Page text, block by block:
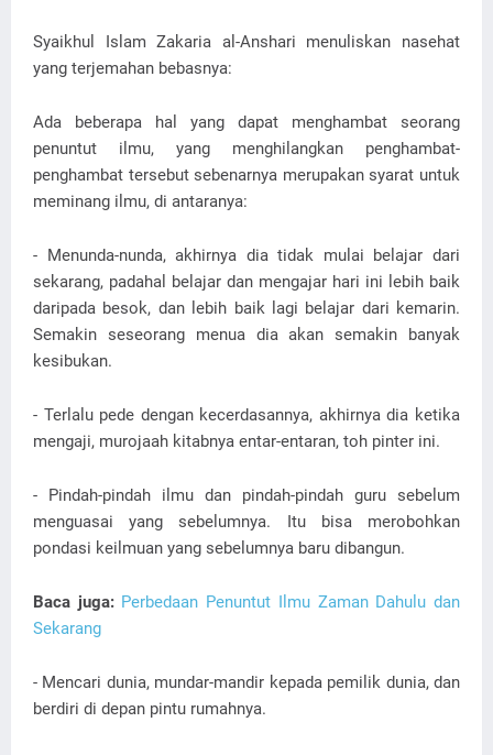
Syaikhul Islam Zakaria al-Anshari menuliskan nasehat
yang terjemahan bebasnya:
Ada beberapa hal yang dapat menghambat seorang
penuntut ilmu, yang menghilangkan penghambat-
penghambat tersebut sebenarnya merupakan syarat untuk
meminang ilmu, di antaranya:
- Menunda-nunda, akhirnya dia tidak mulai belajar dari
sekarang, padahal belajar dan mengajar hari ini lebih baik
daripada besok, dan lebih baik lagi belajar dari kemarin.
Semakin seseorang menua dia akan semakin banyak
kesibukan.
- Terlalu pede dengan kecerdasannya, akhirnya dia ketika
mengaji, murojaah kitabnya entar-entaran, toh pinter ini.
- Pindah-pindah ilmu dan pindah-pindah guru sebelum
menguasai yang sebelumnya. Itu bisa merobohkan
pondasi keilmuan yang sebelumnya baru dibangun.
Baca juga: Perbedaan Penuntut Ilmu Zaman Dahulu dan
Sekarang
- Mencari dunia, mundar-mandir kepada pemilik dunia, dan
berdiri di depan pintu rumahnya.